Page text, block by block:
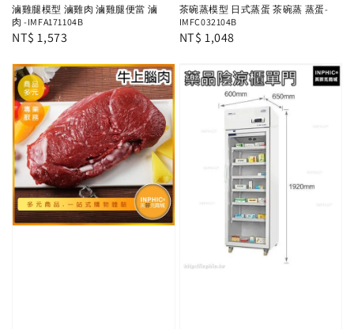
滷雞腿模型 滷雞肉 滷雞腿便當 滷
肉 -IMFA171104B
Regular
NT$ 1,573
茶碗蒸模型 日式蒸蛋 茶碗蒸 蒸蛋-
IMFC032104B
Regular
NT$ 1,048